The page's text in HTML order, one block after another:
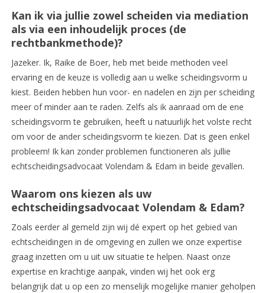
Kan ik via jullie zowel scheiden via mediation
als via een inhoudelijk proces (de
rechtbankmethode)?
Jazeker. Ik, Raike de Boer, heb met beide methoden veel
ervaring en de keuze is volledig aan u welke scheidingsvorm u
kiest. Beiden hebben hun voor- en nadelen en zijn per scheiding
meer of minder aan te raden. Zelfs als ik aanraad om de ene
scheidingsvorm te gebruiken, heeft u natuurlijk het volste recht
om voor de ander scheidingsvorm te kiezen. Dat is geen enkel
probleem! Ik kan zonder problemen functioneren als jullie
echtscheidingsadvocaat Volendam & Edam in beide gevallen.
Waarom ons kiezen als uw
echtscheidingsadvocaat Volendam & Edam?
Zoals eerder al gemeld zijn wij dé expert op het gebied van
echtscheidingen in de omgeving en zullen we onze expertise
graag inzetten om u uit uw situatie te helpen. Naast onze
expertise en krachtige aanpak, vinden wij het ook erg
belangrijk dat u op een zo menselijk mogelijke manier geholpen